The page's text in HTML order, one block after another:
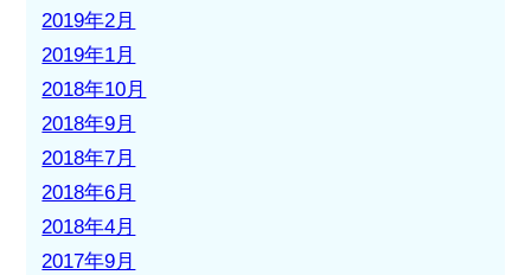
2019年2月
2019年1月
2018年10月
2018年9月
2018年7月
2018年6月
2018年4月
2017年9月